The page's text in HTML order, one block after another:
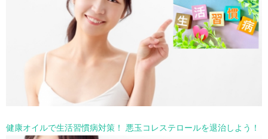
健康オイルで生活習慣病対策！ 悪玉コレステロールを退治しよう！